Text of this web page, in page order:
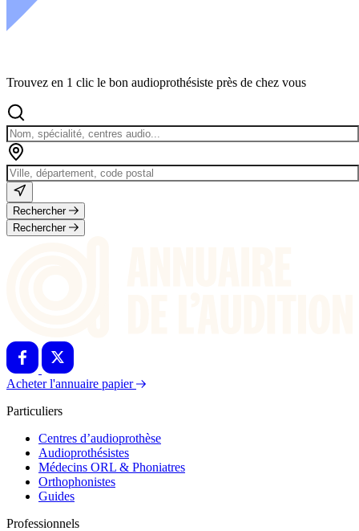
Trouvez en 1 clic le bon audioprothésiste près de chez vous
Rechercher
Rechercher
Acheter l'annuaire papier
Particuliers
Centres d’audioprothèse
Audioprothésistes
Médecins ORL & Phoniatres
Orthophonistes
Guides
Professionnels